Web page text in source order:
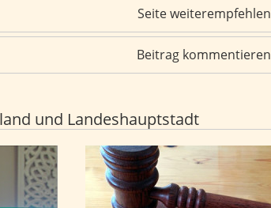
Seite weiterempfehlen
Beitrag kommentieren
und Landeshauptstadt
Auszeit an Revision zu sechsfachem